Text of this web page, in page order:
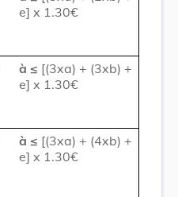
e] x 1.30€
à ≤ [(3xa) + (3xb) +
e] x 1.30€
à ≤ [(3xa) + (4xb) +
e] x 1.30€